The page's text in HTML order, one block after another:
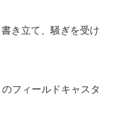
き立て、騒ぎを受け
フィールドキャスタ